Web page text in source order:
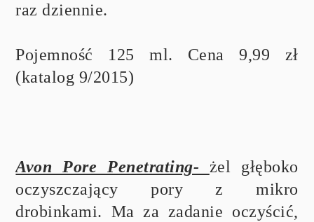
raz dziennie.
Pojemność 125 ml. Cena 9,99 zł
(katalog 9/2015)
Avon Pore Penetrating- żel głęboko
oczyszczający pory z mikro
drobinkami. Ma za zadanie oczyścić,